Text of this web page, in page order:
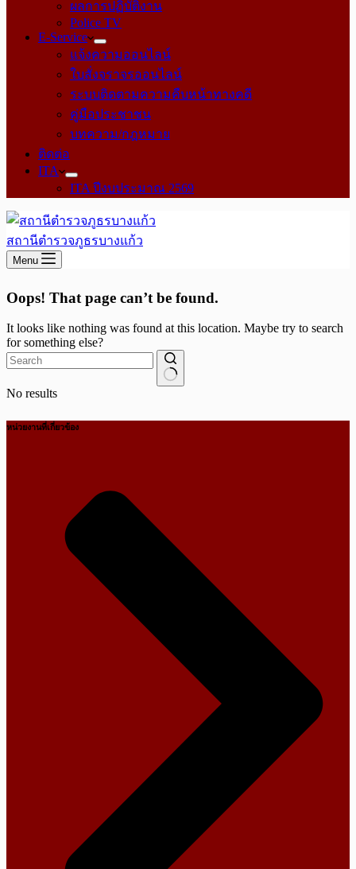
ผลการปฏิบัติงาน
Police TV
E-Service
แจ้งความออนไลน์
ใบสั่งจราจรออนไลน์
ระบบติดตามความคืบหน้าทางคดี
คู่มือประชาชน
บทความ/กฎหมาย
ติดต่อ
ITA
ITA ปีงบประมาณ 2569
สถานีตำรวจภูธรบางแก้ว
Menu
Oops! That page can’t be found.
It looks like nothing was found at this location. Maybe try to search
for something else?
No results
หน่วยงานที่เกี่ยวข้อง